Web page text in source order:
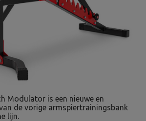
Modulator is een nieuwe en
de vorige armspiertrainingsbank
lijn.